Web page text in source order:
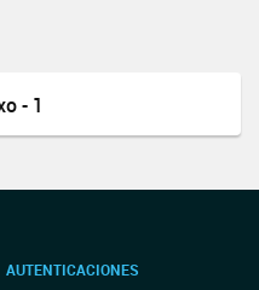
- 1
AUTENTICACIONES